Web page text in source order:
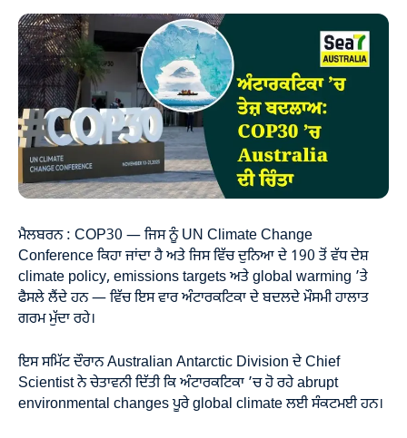
ਮੈਲਬਰਨ : COP30 — ਜਿਸ ਨੂੰ UN Climate Change
Conference ਕਿਹਾ ਜਾਂਦਾ ਹੈ ਅਤੇ ਜਿਸ ਵਿੱਚ ਦੁਨਿਆ ਦੇ 190 ਤੋਂ ਵੱਧ ਦੇਸ਼
climate policy, emissions targets ਅਤੇ global warming ’ਤੇ
ਫੈਸਲੇ ਲੈਂਦੇ ਹਨ — ਵਿੱਚ ਇਸ ਵਾਰ ਅੰਟਾਰਕਟਿਕਾ ਦੇ ਬਦਲਦੇ ਮੌਸਮੀ ਹਾਲਾਤ
ਗਰਮ ਮੁੱਦਾ ਰਹੇ।
ਇਸ ਸਮਿੱਟ ਦੌਰਾਨ Australian Antarctic Division ਦੇ Chief
Scientist ਨੇ ਚੇਤਾਵਨੀ ਦਿੱਤੀ ਕਿ ਅੰਟਾਰਕਟਿਕਾ ’ਚ ਹੋ ਰਹੇ abrupt
environmental changes ਪੂਰੇ global climate ਲਈ ਸੰਕਟਮਈ ਹਨ।